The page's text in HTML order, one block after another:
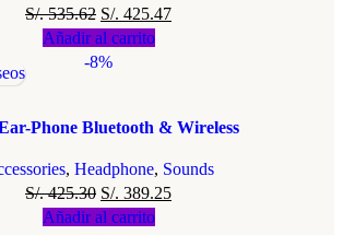
S/.535.62 S/. 425.47
Añadir al carrito
-8%
Phone Bluetooth & Wireless
, Headphone, Sounds
S/.425.30 S/. 389.25
Añadir al carrito